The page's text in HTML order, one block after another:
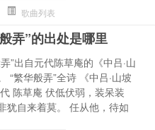
歌曲列表
弄”的出处是哪里
”出自元代陈草庵的《中吕·山
“繁华般弄”全诗 《中吕·山坡
陈草庵 伏低伏弱，装呆装
犹自来着莫。 任从他，待如